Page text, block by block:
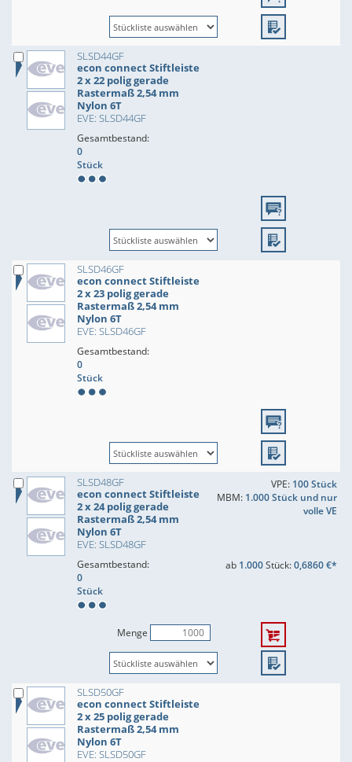
SLSD44GF
econ connect Stiftleiste
2 x 22 polig gerade
Rastermaß 2,54 mm
Nylon 6T
EVE: SLSD44GF
Gesamtbestand:
0
Stück
SLSD46GF
econ connect Stiftleiste
2 x 23 polig gerade
Rastermaß 2,54 mm
Nylon 6T
EVE: SLSD46GF
Gesamtbestand:
0
Stück
SLSD48GF
econ connect Stiftleiste
2 x 24 polig gerade
Rastermaß 2,54 mm
Nylon 6T
EVE: SLSD48GF
VPE: 100 Stück
MBM: 1.000 Stück und nur
volle VE
Gesamtbestand:
0
Stück
ab 1.000Stück:0,6860 €*
Menge
SLSD50GF
econ connect Stiftleiste
2 x 25 polig gerade
Rastermaß 2,54 mm
Nylon 6T
EVE: SLSD50GF